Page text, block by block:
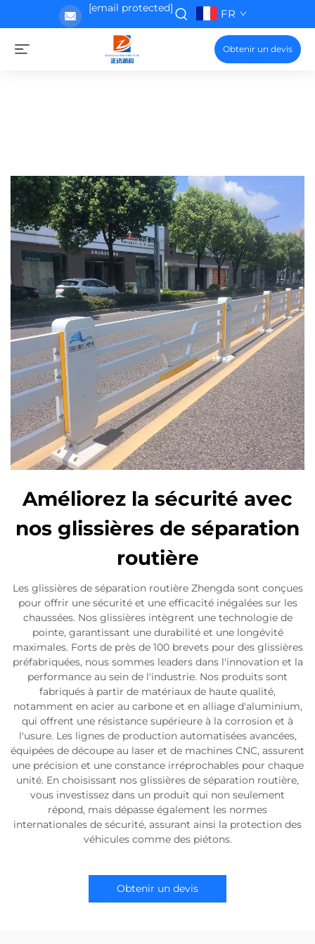
[email protected] FR
Obtenir un devis
Améliorez la sécurité avec
nos glissières de séparation
routière
Les glissières de séparation routière Zhengda sont conçues
pour offrir une sécurité et une efficacité inégalées sur les
chaussées. Nos glissières intègrent une technologie de
pointe, garantissant une durabilité et une longévité
maximales. Forts de près de 100 brevets pour des glissières
préfabriquées, nous sommes leaders dans l'innovation et la
performance au sein de l'industrie. Nos produits sont
fabriqués à partir de matériaux de haute qualité,
notamment en acier au carbone et en alliage d'aluminium,
qui offrent une résistance supérieure à la corrosion et à
l'usure. Les lignes de production automatisées avancées,
équipées de découpe au laser et de machines CNC, assurent
une précision et une constance irréprochables pour chaque
unité. En choisissant nos glissières de séparation routière,
vous investissez dans un produit qui non seulement
répond, mais dépasse également les normes
internationales de sécurité, assurant ainsi la protection des
véhicules comme des piétons.
Obtenir un devis